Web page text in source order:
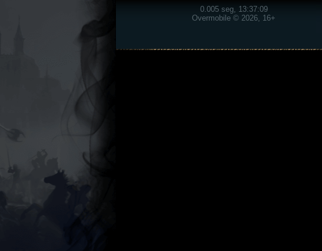
0.005 seg, 13:37:09
Overmobile © 2026, 16+